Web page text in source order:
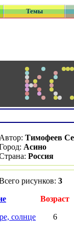
Темы
Семен
3
Возраст
солнце 6